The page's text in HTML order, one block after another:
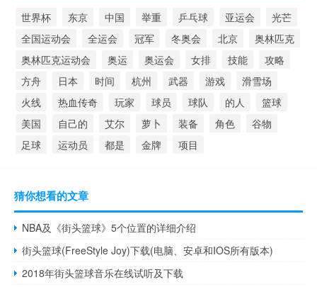
世界杯 东京 中国 举重 乒乓球 亚运会
光芒
全国运动会
全运会 冠军 冬奥会 北京
奥林匹克
奥林匹克运动会
奥运 奥运会 女排 技能
攻略
方舟
日本 时间 杭州 武器 游戏
滑雪场
火线
热血传奇 玩家 球员 球队 的人
篮球
美国
自己的 艾尔 萝卜 装备 角色
谷物
足球
运动员 都是 金牌 项目
猜你想看的文章
NBA及《街头篮球》5个位置的详细介绍
街头篮球(FreeStyle Joy)下载(电脑、安卓和IOS所有版本)
2018年街头篮球音乐在线试听及下载